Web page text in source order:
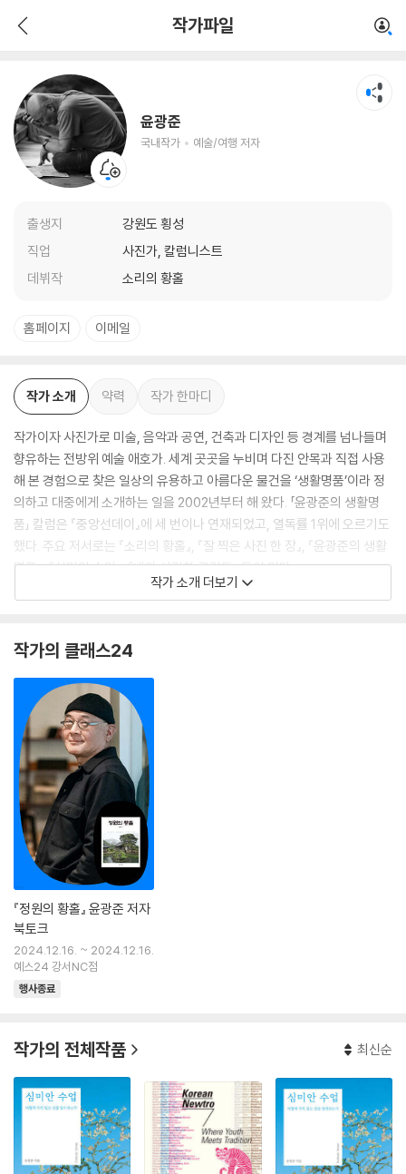
작가파일
윤광준
국내작가 예술/여행 저자
출생지
강원도 횡성
직업
사진가, 칼럼니스트
데뷔작
소리의 황홀
예술/여행 저자
홈페이지 이메일
작가 소개 약력 작가 한마디
작가이자 사진가로 미술, 음악과 공연, 건축과 디자인 등 경계를 넘나들며
향유하는 전방위 예술 애호가. 세계 곳곳을 누비며 다진 안목과 직접 사용
해 본 경험으로 찾은 일상의 유용하고 아름다운 물건을 ‘생활명품’이라 정
의하고 대중에게 소개하는 일을 2002년부터 해 왔다. 「윤광준의 생활명
품」 칼럼은 『중앙선데이』에 세 번이나 연재되었고, 열독률 1위에 오르기도
했다. 주요 저서로는 『소리의 황홀』, 『잘 찍은 사진 한 장』, 『윤광준의 생활
명품』, 『심미안 수업』, 『내가 사랑한 공간들』 등이 있다.
작가 소개 더보기
작가의 클래스24
『정원의 황홀』 윤광준 저자
북토크
2024.12.16. ~ 2024.12.16.
예스24 강서NC점
행사종료
작가의 전체작품 최신순